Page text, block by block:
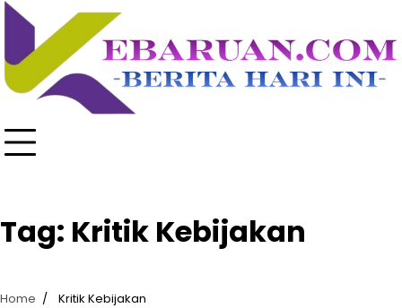
Skip
content
Tag: Kritik Kebijakan
Home Kritik Kebijakan